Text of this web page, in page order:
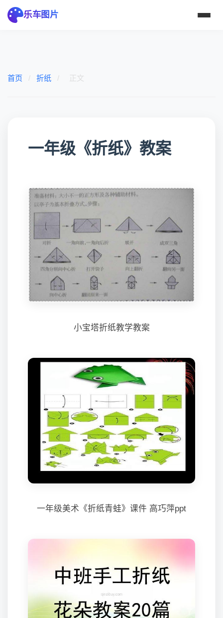
乐车图片
首页 / 折纸 / 正文
一年级《折纸》教案
小宝塔折纸教学教案
一年级美术《折纸青蛙》课件 高巧萍ppt